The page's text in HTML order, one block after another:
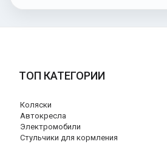
ТОП КАТЕГОРИИ
Коляски
Автокресла
Электромобили
Стульчики для кормления